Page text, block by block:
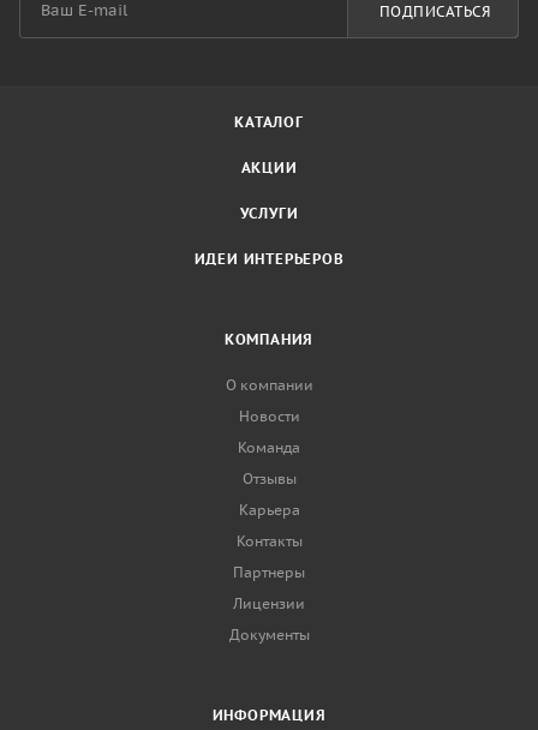
ПОДПИСАТЬСЯ
КАТАЛОГ
АКЦИИ
УСЛУГИ
ИДЕИ ИНТЕРЬЕРОВ
КОМПАНИЯ
О компании
Новости
Команда
Отзывы
Карьера
Контакты
Партнеры
Лицензии
Документы
ИНФОРМАЦИЯ